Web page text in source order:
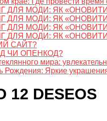
ДЛЯ МОДИ: ЯК
ДЛЯ МОДИ: ЯК
ДЛЯ МОДИ: ЯК
ДЛЯ МОДИ: ЯК
САЙТ?
ЧИ ОПЕНКОД?
мира:
Рождения: Яркие
12 DESEOS